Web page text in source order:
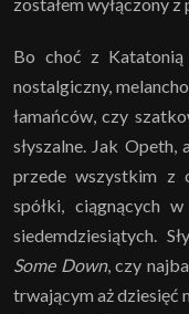
Bo choć z
nostalgiczny,
łamańców, czy
słyszalne. Jak Opeth,
przede wszystkim z
spółki, ciągnących
siedemdziesiątych.
Some Down, czy
trwającym aż dziesięć